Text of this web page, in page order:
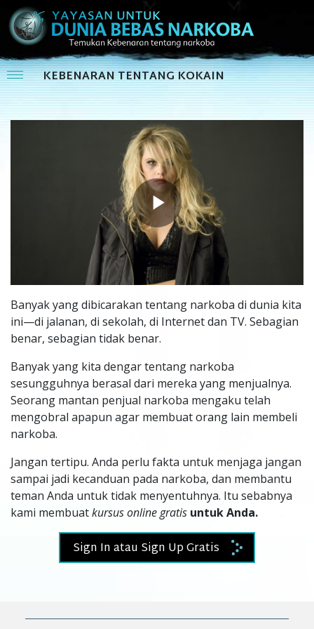
KEBENARAN TENTANG KOKAIN
Play
Video
Banyak yang dibicarakan tentang narkoba di dunia kita
ini—di jalanan, di sekolah, di Internet dan TV. Sebagian
benar, sebagian tidak benar.
Banyak yang kita dengar tentang narkoba
sesungguhnya berasal dari mereka yang menjualnya.
Seorang mantan penjual narkoba mengaku telah
mengobral apapun agar membuat orang lain membeli
narkoba.
Jangan tertipu. Anda perlu fakta untuk menjaga jangan
sampai jadi kecanduan pada narkoba, dan membantu
teman Anda untuk tidak menyentuhnya. Itu sebabnya
kami membuatkursus online gratis untuk Anda.
Sign In atau Sign Up Gratis